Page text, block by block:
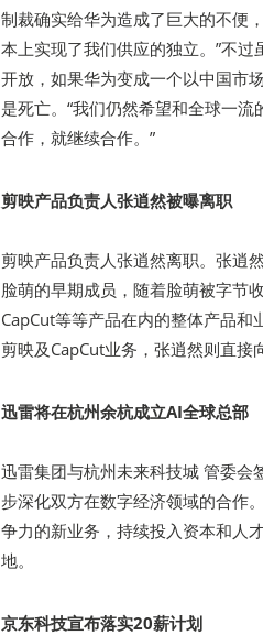
制裁确实给华为造成了巨大的不便
本上实现了我们供应的独立。”不
开放，如果华为变成一个以中国市
是死亡。“我们仍然希望和全球一流
合作，就继续合作。”
剪映产品负责人张逍然被曝离职
剪映产品负责人张逍然离职。张逍
脸萌的早期成员，随着脸萌被字节
CapCut等等产品在内的整体产品
剪映及CapCut业务，张逍然则直接
迅雷将在杭州余杭成立AI全球总部
迅雷集团与杭州未来科技城 管委会
步深化双方在数字经济领域的合作
争力的新业务，持续投入资本和人
地。
京东科技宣布落实20薪计划